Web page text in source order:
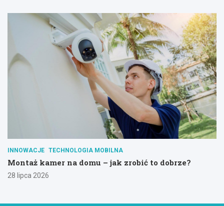
INNOWACJE TECHNOLOGIA MOBILNA
Montaż kamer na domu – jak zrobić to dobrze?
28 lipca 2026